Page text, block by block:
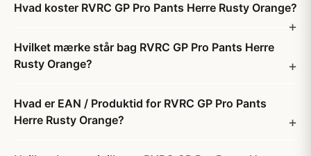
Hvad koster RVRC GP Pro Pants Herre Rusty Orange?
Hvilket mærke står bag RVRC GP Pro Pants Herre
Rusty Orange?
Hvad er EAN / Produktid for RVRC GP Pro Pants
Herre Rusty Orange?